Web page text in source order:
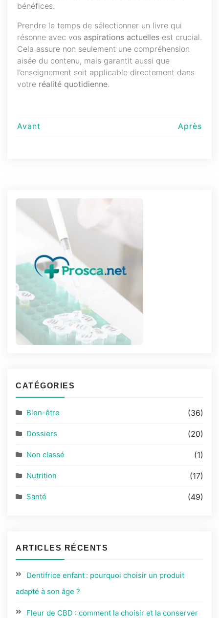
bénéfices.
Prendre le temps de sélectionner un livre qui
résonne avec vos aspirations actuelles est crucial.
Cela assure non seulement une compréhension
aisée du contenu, mais garantit aussi que
l’enseignement soit applicable directement dans
votre réalité quotidienne.
Navigation
Avant Après
CATÉGORIES
Bien-être (36)
Dossiers (20)
Non classé (1)
Nutrition (17)
Santé (49)
ARTICLES RÉCENTS
Dentifrice enfant : pourquoi choisir un produit
adapté à son âge ?
Fleur de CBD : comment la choisir et la conserver